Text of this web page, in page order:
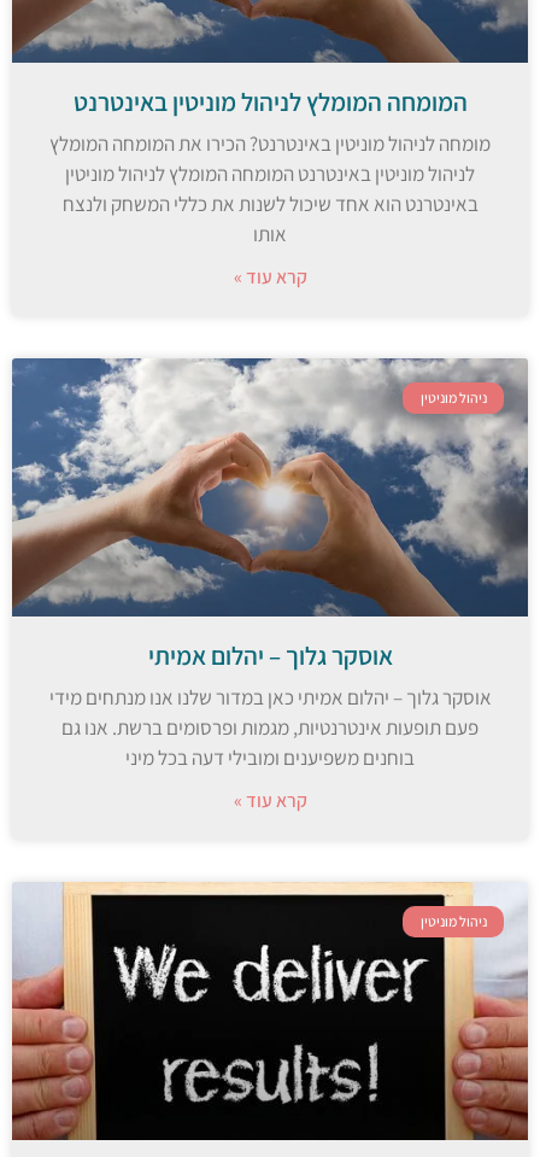
המומחה המומלץ לניהול מוניטין באינטרנט
מומחה לניהול מוניטין באינטרנט? הכירו את המומחה המומלץ
לניהול מוניטין באינטרנט המומחה המומלץ לניהול מוניטין
באינטרנט הוא אחד שיכול לשנות את כללי המשחק ולנצח
אותו
קרא עוד »
ניהול מוניטין
אוסקר גלוך – יהלום אמיתי
אוסקר גלוך – יהלום אמיתי כאן במדור שלנו אנו מנתחים מידי
פעם תופעות אינטרנטיות, מגמות ופרסומים ברשת. אנו גם
בוחנים משפיענים ומובילי דעה בכל מיני
קרא עוד »
ניהול מוניטין